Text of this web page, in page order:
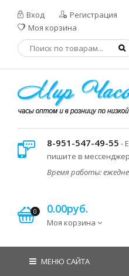
Вход Регистрация
Моя корзина
8-951-547-49-55 -
пишите в
Время работы:
0 0.00руб.
Моя корзина
МЕНЮ САЙТА